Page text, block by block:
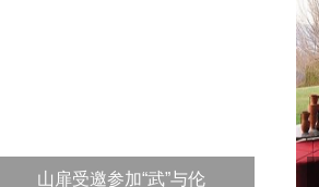
山扉受邀参加“武”与伦